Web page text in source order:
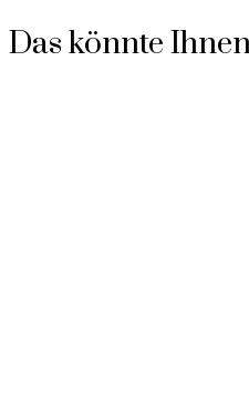
Das könnte